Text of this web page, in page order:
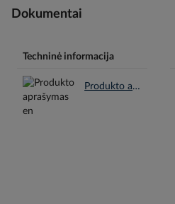
Dokumentai
Techninė informacija
Produkto aprašymas en.pdf